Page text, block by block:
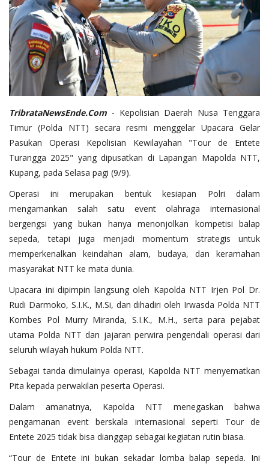
TribrataNewsEnde.Com - Kepolisian Daerah Nusa Tenggara
Timur (Polda NTT) secara resmi menggelar Upacara Gelar
Pasukan Operasi Kepolisian Kewilayahan "Tour de Entete
Turangga 2025" yang dipusatkan di Lapangan Mapolda NTT,
Kupang, pada Selasa pagi (9/9).
Operasi ini merupakan bentuk kesiapan Polri dalam
mengamankan salah satu event olahraga internasional
bergengsi yang bukan hanya menonjolkan kompetisi balap
sepeda, tetapi juga menjadi momentum strategis untuk
memperkenalkan keindahan alam, budaya, dan keramahan
masyarakat NTT ke mata dunia.
Upacara ini dipimpin langsung oleh Kapolda NTT Irjen Pol Dr.
Rudi Darmoko, S.I.K., M.Si, dan dihadiri oleh Irwasda Polda NTT
Kombes Pol Murry Miranda, S.I.K., M.H., serta para pejabat
utama Polda NTT dan jajaran perwira pengendali operasi dari
seluruh wilayah hukum Polda NTT.
Sebagai tanda dimulainya operasi, Kapolda NTT menyematkan
Pita kepada perwakilan peserta Operasi.
Dalam amanatnya, Kapolda NTT menegaskan bahwa
pengamanan event berskala internasional seperti Tour de
Entete 2025 tidak bisa dianggap sebagai kegiatan rutin biasa.
“Tour de Entete ini bukan sekadar lomba balap sepeda. Ini